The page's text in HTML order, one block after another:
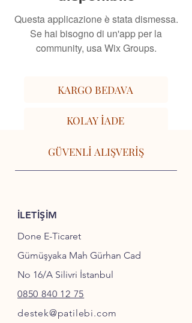
Questa applicazione è stata dismessa.
Se hai bisogno di un'app per la
community, usa Wix Groups.
KARGO BEDAVA
KOLAY İADE
GÜVENLİ ALIŞVERİŞ
İLETİŞİM
Done E-Ticaret
Gümüşyaka Mah Gürhan Cad
No 16/A Silivri İstanbul
0850 840 12 75
destek@patilebi.com